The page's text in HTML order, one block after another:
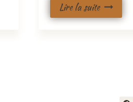
Lire la suite